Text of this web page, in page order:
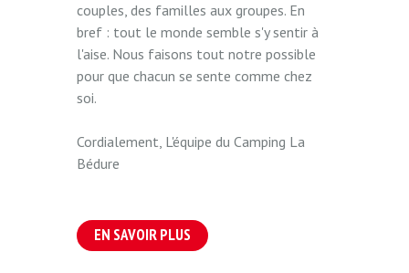
couples, des familles aux groupes. En
bref : tout le monde semble s'y sentir à
l'aise. Nous faisons tout notre possible
pour que chacun se sente comme chez
soi.
Cordialement, L'équipe du Camping La
Bédure
EN SAVOIR PLUS